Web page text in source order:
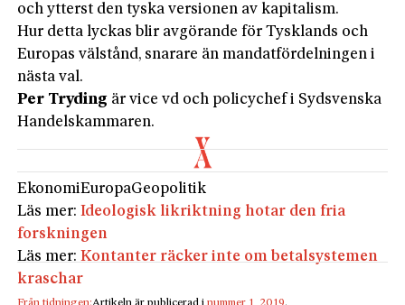
och ytterst den tyska versionen av kapitalism.
Hur detta lyckas blir avgörande för Tysklands och
Europas välstånd, snarare än mandatfördelningen i
nästa val.
Per Tryding är vice vd och policychef i Sydsvenska
Handelskammaren.
EkonomiEuropaGeopolitik
Läs mer:Ideologisk likriktning hotar den fria
forskningen
Läs mer:Kontanter räcker inte om betalsystemen
kraschar